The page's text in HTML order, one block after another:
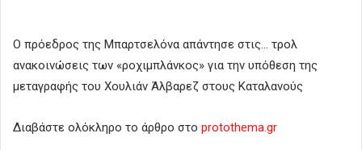
Ο πρόεδρος της Μπαρτσελόνα απάντησε στις… τρολ
ανακοινώσεις των «ροχιμπλάνκος» για την υπόθεση της
μεταγραφής του Χουλιάν Άλβαρεζ στους Καταλανούς
Διαβάστε ολόκληρο το άρθρο στο protothema.gr